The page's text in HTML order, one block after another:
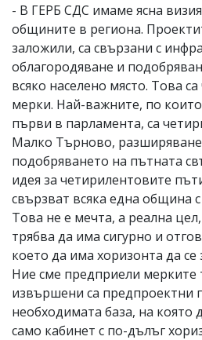
- В ГЕРБ СДС имаме ясна
общините в региона.
заложили, са свързани с
облагородяване и
всяко населено място. Това
мерки. Най-важните, по
първи в парламента, са
Малко Търново,
подобряването на пътната
идея за четирилентовите
свързват всяка една община
Това не е мечта, а реална цел,
трябва да има сигурно и
което да има хоризонта да се
Ние сме предприели мерките
извършени са предпроектни
необходимата база, на която
само кабинет с по-дълъг